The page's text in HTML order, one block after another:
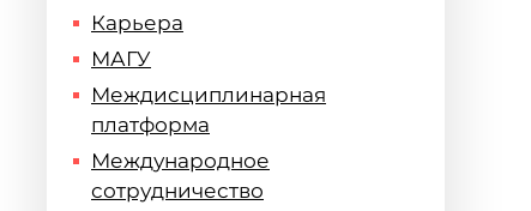
Карьера
МАГУ
Междисциплинарная
платформа
Международное
сотрудничество